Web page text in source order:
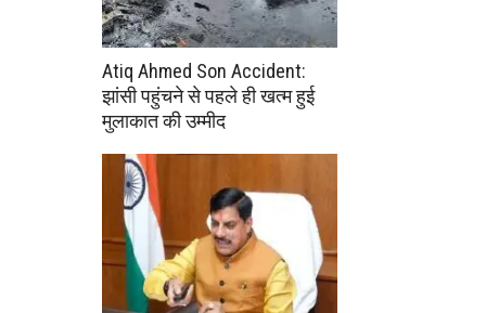
Atiq Ahmed Son Accident:
झांसी पहुंचने से पहले ही खत्म हुई
मुलाकात की उम्मीद